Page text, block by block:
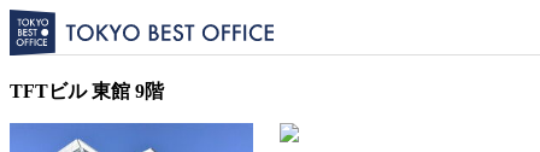
TFTビル 東館 9階